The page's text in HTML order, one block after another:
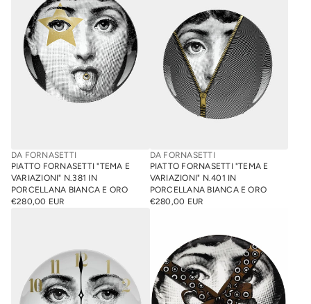
DA FORNASETTI
PIATTO FORNASETTI "TEMA E
VARIAZIONI" N.381 IN
PORCELLANA BIANCA E ORO
PREZZO
€280,00 EUR
DA FORNASETTI
PIATTO FORNASETTI "TEMA E
VARIAZIONI" N.401 IN
PORCELLANA BIANCA E ORO
PREZZO
€280,00 EUR